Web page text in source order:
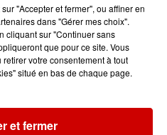
Voir plus
Gourmand 2026
!
"Accepter et fermer", ou affiner en
dans "Gérer mes choix".
cliquant sur "Continuer sans
que pour ce site. Vous
votre consentement à tout
situé en bas de chaque page.
et fermer